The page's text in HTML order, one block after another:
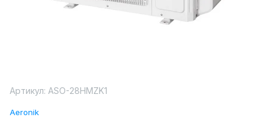
Артикул: ASO-28HMZK1
Aeronik